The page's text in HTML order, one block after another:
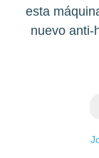
esta
nuevo anti-